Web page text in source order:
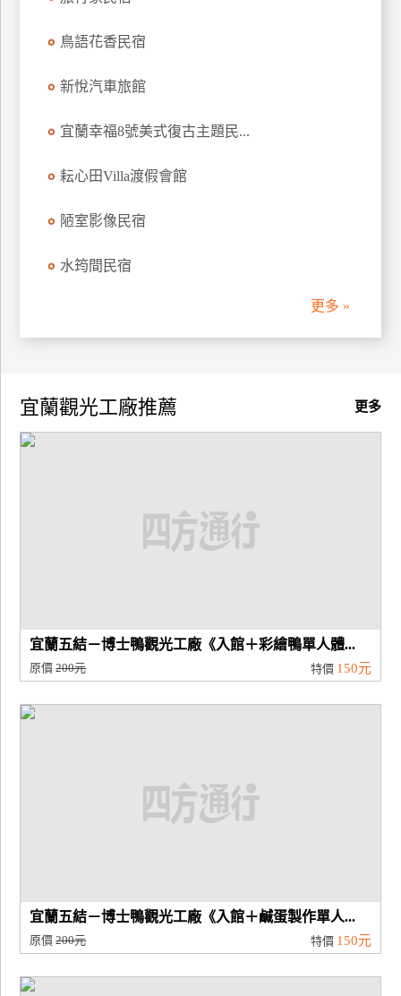
廠
劃
品
鳥語花香民宿
新悅汽車旅館
宜蘭幸福8號美式復古主題民...
耘心田Villa渡假會館
陋室影像民宿
水筠間民宿
更多 »
更多
宜蘭觀光工廠推薦
宜蘭五結－博士鴨觀光工廠《入館＋彩繪鴨單人體...
原價200元 特價 150元
宜蘭五結－博士鴨觀光工廠《入館＋鹹蛋製作單人...
原價200元 特價 150元